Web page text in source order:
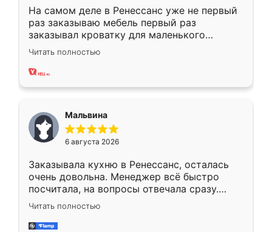
На самом деле в Ренессанс уже не первый
раз заказываю мебель первый раз
заказывал кроватку для маленького
ребёнка при его рождении ,во второй раз
заказал шкаф-купе. По качеству очень
хорошее сборка достаточно быстрая,
меньше, здесь же он более разнообразный.
Мне нравится ,если что-то потребуется из
мебели буду заказывать только здесь.
Читать полностью
Мальвина
6 августа 2026
Заказывала кухню в Ренессанс, осталась
очень довольна. Менеджер всё быстро
посчитала, на вопросы отвечала сразу.
Замерщик приехал в субботу, подошёл к
делу со всей ответственностью. Собрали
за день, ребята работали аккуратно, даже
Читать полностью